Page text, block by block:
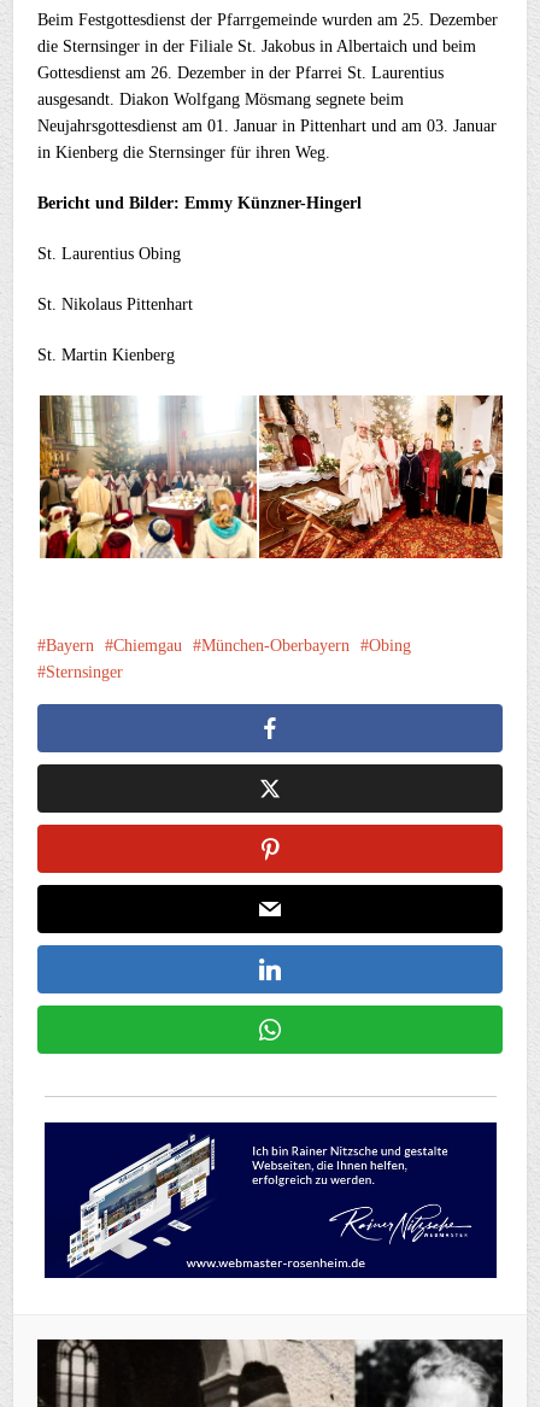
Beim Festgottesdienst der Pfarrgemeinde wurden am 25. Dezember
die Sternsinger in der Filiale St. Jakobus in Albertaich und beim
Gottesdienst am 26. Dezember in der Pfarrei St. Laurentius
ausgesandt. Diakon Wolfgang Mösmang segnete beim
Neujahrsgottesdienst am 01. Januar in Pittenhart und am 03. Januar
in Kienberg die Sternsinger für ihren Weg.
Bericht und Bilder: Emmy Künzner-Hingerl
St. Laurentius Obing
St. Nikolaus Pittenhart
St. Martin Kienberg
Bayern Chiemgau München-Oberbayern
Obing
Sternsinger